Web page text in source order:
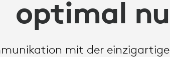
optimal
mit der